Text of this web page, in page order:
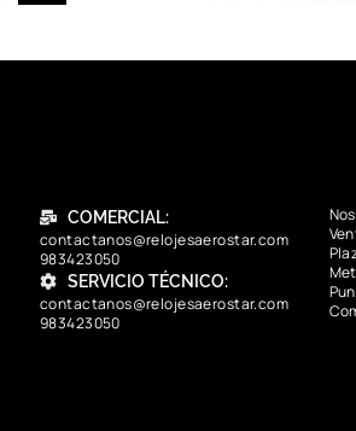
COMERCIAL:
contactanos@relojesaerostar.com
983423050
SERVICIO TÉCNICO:
contactanos@relojesaerostar.com
983423050